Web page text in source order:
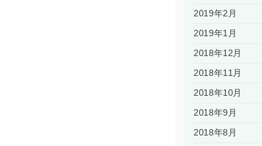
2019年2月
2019年1月
2018年12月
2018年11月
2018年10月
2018年9月
2018年8月